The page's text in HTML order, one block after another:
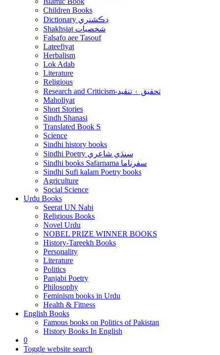
Children Books
Dictionary ڊڪشنري
Shakhsiat شخصيات
Falsafo aee Tasouf
Lateefiyat
Herbalism
Lok Adab
Literature
Religious
Research and Criticism-تحقيق ۽ تنقيد
Maholiyat
Short Stories
Sindh Shanasi
Translated Book S
Science
Sindhi history books
Sindhi Poetry سنڌي شاعري
Sindhi books Safarnama سفرناما
Sindhi Sufi kalam Poetry books
Agriculture
Social Science
Urdu Books
Seerat UN Nabi
Religious Books
Novel Urdu
NOBEL PRIZE WINNER BOOKS
History-Tareekh Books
Personality
Literature
Politics
Panjabi Poetry
Philosophy
Feminism books in Urdu
Health & Fitness
English Books
Famous books on Politics of Pakistan
History Books In English
0
Toggle website search